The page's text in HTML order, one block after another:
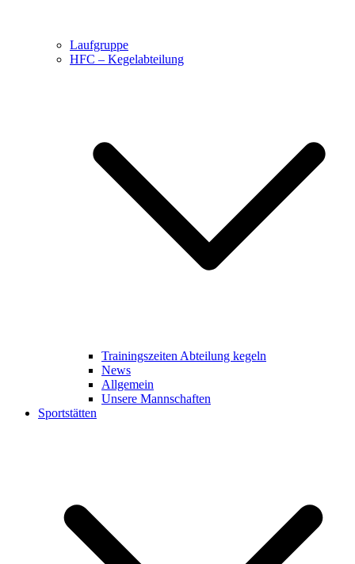
Laufgruppe
HFC – Kegelabteilung
Trainingszeiten Abteilung kegeln
News
Allgemein
Unsere Mannschaften
Sportstätten